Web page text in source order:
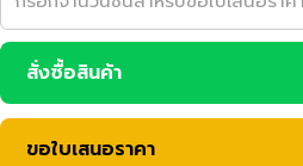
สั่งซื้อสินค้า
ขอใบเสนอราคา